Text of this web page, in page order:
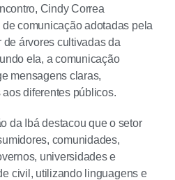
Cindy Correa
comunicação adotadas pela
de árvores cultivadas da
ela, a comunicação
mensagens claras,
diferentes públicos.
da Ibá destacou que o setor
comunidades,
universidades e
civil, utilizando linguagens e